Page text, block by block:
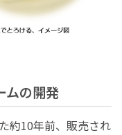
ムの開発
約10年前、販売され